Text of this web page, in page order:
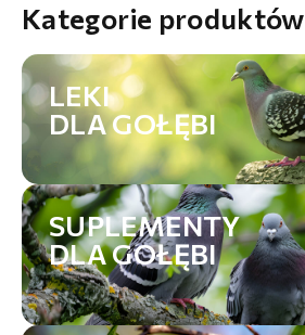
Kategorie produktów
LEKI
DLA GOŁĘBI
SUPLEMENTY
DLA GOŁĘBI